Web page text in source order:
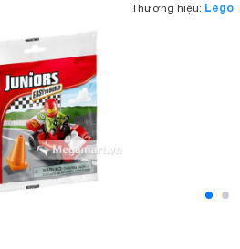
Thương hiệu: Lego